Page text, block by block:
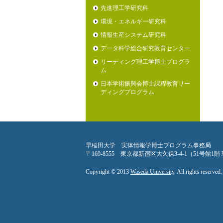
先進理工学研究科
環境・エネルギー研究科
情報生産システム研究科
データ科学総合研究教育センター
リーディング理工学博士プログラ
ム
日本学術振興会博士課程教育リー
ディングプログラム
早稲田大学 実体情報学博士プログラム事務局
〒169-8555 東京都新宿区大久保3-4-1（51号館1階
Copyright © 2013 Waseda University. All rights reserved.